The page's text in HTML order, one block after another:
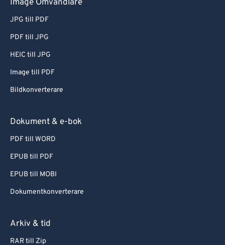
Image Omvandlare
JPG till PDF
PDF till JPG
HEIC till JPG
Image till PDF
Bildkonverterare
Dokument & e-bok
PDF till WORD
EPUB till PDF
EPUB till MOBI
Dokumentkonverterare
Arkiv & tid
RAR till Zip